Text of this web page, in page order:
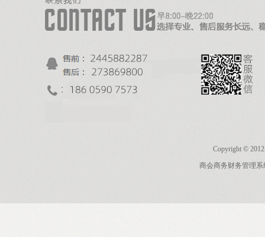
Copyright ©
商会商务财务管理